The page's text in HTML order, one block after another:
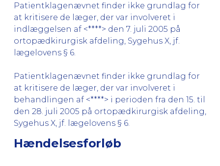
Patientklagenævnet finder ikke grundlag for
at kritisere de læger, der var involveret i
indlæggelsen af <****> den 7. juli 2005 på
ortopædkirurgisk afdeling, Sygehus X, jf.
lægelovens § 6.
Patientklagenævnet finder ikke grundlag for
at kritisere de læger, der var involveret i
behandlingen af <****> i perioden fra den 15. til
den 28. juli 2005 på ortopædkirurgisk afdeling,
Sygehus X, jf. lægelovens § 6.
Hændelsesforløb